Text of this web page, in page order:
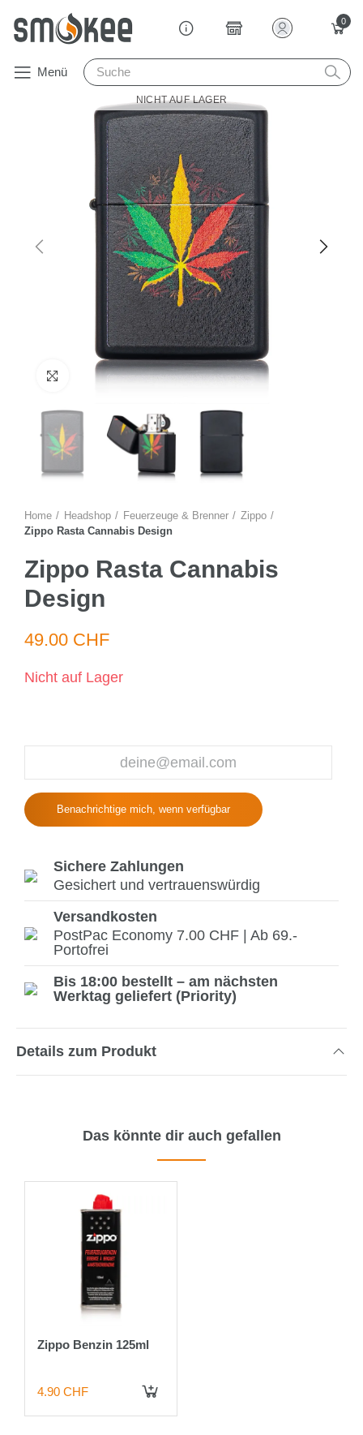
0
Menü
NICHT AUF LAGER
Zum Vergrössern anklicken
Home Headshop Feuerzeuge & Brenner
Zippo
Zippo Rasta Cannabis Design
Zippo Rasta Cannabis
Design
49.00 CHF
Nicht auf Lager
Benachrichtige mich, wenn verfügbar
Sichere Zahlungen
Gesichert und vertrauenswürdig
Versandkosten
PostPac Economy 7.00 CHF | Ab 69.-
Portofrei
Bis 18:00 bestellt – am nächsten
Werktag geliefert (Priority)
Details zum Produkt
Das könnte dir auch gefallen
Zippo Benzin 125ml
4.90 CHF